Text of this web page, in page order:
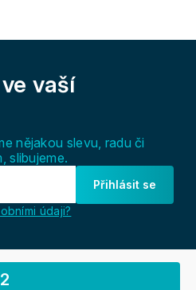
ve vaší
nějakou slevu, radu či
slibujeme.
Přihlásit se
údaji?